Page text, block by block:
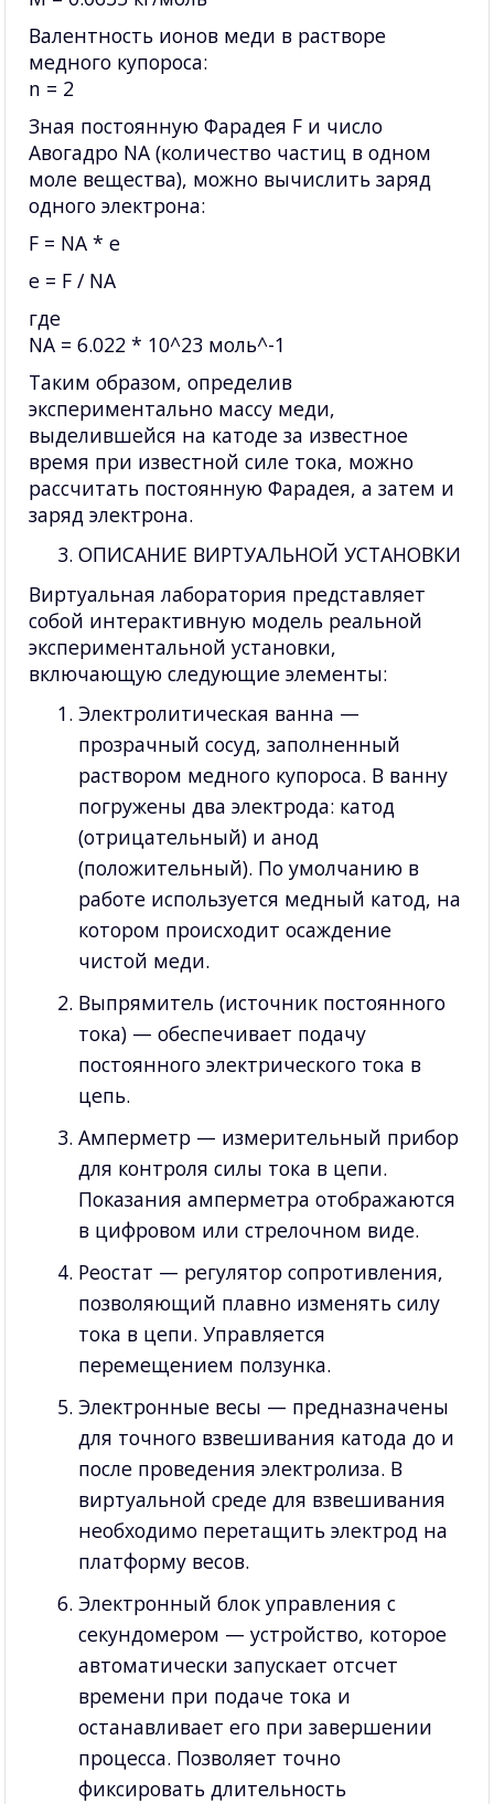
Валентность ионов меди в растворе
медного купороса:
n = 2
Зная постоянную Фарадея F и число
Авогадро NA (количество частиц в одном
моле вещества), можно вычислить заряд
одного электрона:
F = NA * e
e = F / NA
где
NA = 6.022 * 10^23 моль^-1
Таким образом, определив
экспериментально массу меди,
выделившейся на катоде за известное
время при известной силе тока, можно
рассчитать постоянную Фарадея, а затем и
заряд электрона.
ОПИСАНИЕ ВИРТУАЛЬНОЙ УСТАНОВКИ
Виртуальная лаборатория представляет
собой интерактивную модель реальной
экспериментальной установки,
включающую следующие элементы:
Электролитическая ванна —
прозрачный сосуд, заполненный
раствором медного купороса. В ванну
погружены два электрода: катод
(отрицательный) и анод
(положительный). По умолчанию в
работе используется медный катод, на
котором происходит осаждение
чистой меди.
Выпрямитель (источник постоянного
тока) — обеспечивает подачу
постоянного электрического тока в
цепь.
Амперметр — измерительный прибор
для контроля силы тока в цепи.
Показания амперметра отображаются
в цифровом или стрелочном виде.
Реостат — регулятор сопротивления,
позволяющий плавно изменять силу
тока в цепи. Управляется
перемещением ползунка.
Электронные весы — предназначены
для точного взвешивания катода до и
после проведения электролиза. В
виртуальной среде для взвешивания
необходимо перетащить электрод на
платформу весов.
Электронный блок управления с
секундомером — устройство, которое
автоматически запускает отсчет
времени при подаче тока и
останавливает его при завершении
процесса. Позволяет точно
фиксировать длительность